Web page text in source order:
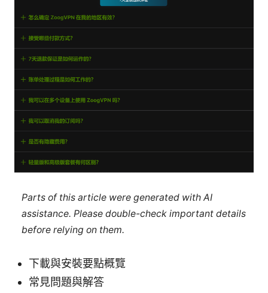
Parts of this article were generated with AI
assistance. Please double-check important details
before relying on them.
下載與安裝要點概覽
常見問題與解答